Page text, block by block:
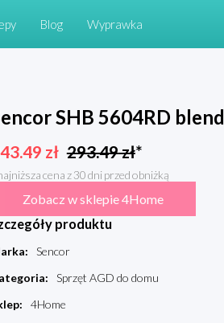
Blog Wyprawka
SHB 5604RD
zł 293.49zł*
cena z 30 dni przed obniżką
Zobacz w sklepie 4Home
produktu
:
Sencor
:
Sprzęt AGD do domu
:
4Home